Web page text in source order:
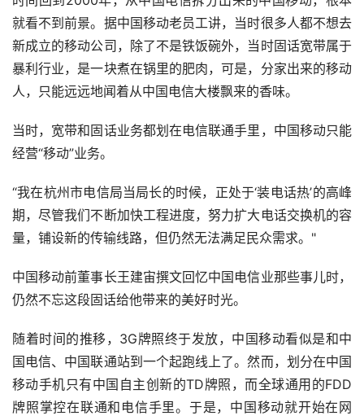
就看不到前景。据中国移动老员工讲，当时很多人都不想去
新成立的移动公司，除了不是铁饭碗外，当时固话宽带属于
暴利行业，是一块煮在锅里的肥肉，可是，分家出来的移动
人，只能远远地闻着从中国电信大楼飘来的香味。
当时，宽带和固话业务都划在电信联通手里，中国移动只能
经营“移动”业务。
“我在杭州市电信局当局长的时候，正处于‘装电话热’的高峰
期，尽管我们不断加快工程进度，努力扩大电话交换机的容
量，铺设新的传输线路，但仍然无法满足民众需求。"
中国移动前董事长王建宙撰文回忆中国电信业那些事儿时，
仍然不忘这段固话给他带来的美好时光。
随着时间的推移，3G牌照终于发放，中国移动看似是和中
国电信、中国联通站到一个起跑线上了。然而，划分在中国
移动手机只有中国自主创新的TD牌照，而全球通用的FDD
牌照掌控在联通和电信手里。于是，中国移动就开始在网